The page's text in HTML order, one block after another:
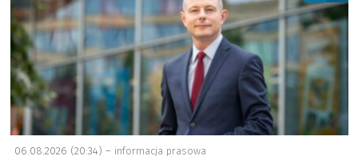
06.08.2026 (20:34) – informacja prasowa